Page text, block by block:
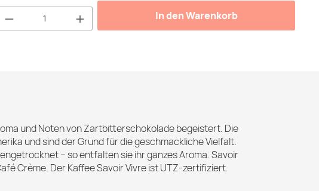
Produkt Anzahl: Gib den gewünschten Wert
In den Warenkorb
und Noten von Zartbitterschokolade begeistert. Die
und sind der Grund für die geschmackliche Vielfalt.
– so entfalten sie ihr ganzes Aroma. Savoir
Crème. Der Kaffee Savoir Vivre ist UTZ-zertifiziert.